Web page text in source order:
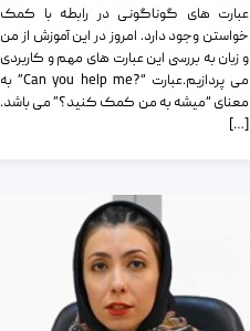
عبارت های گوناگونی در رابطه با کمک
خواستن وجود دارد. امروز در این آموزش از من
و زبان به بررسی این عبارت های مهم و کاربردی
می پردازیم.عبارت “?Can you help me” به
معنای “میشه به من کمک کنید؟” می باشد.
[…]